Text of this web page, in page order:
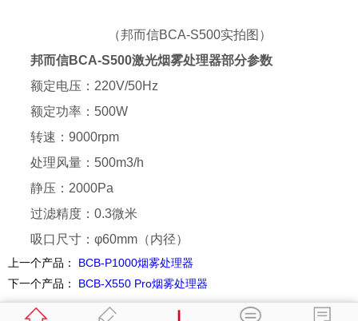
（邦而信BCA-S500实拍图）
邦而信BCA-S500激光烟雾处理器部分参数
额定电压：220V/50Hz
额定功率：500W
转速：9000rpm
处理风量：500m3/h
静压：2000Pa
过滤精度：0.3微米
吸口尺寸：φ60mm（内径）
上一个产品： BCB-P1000烟雾处理器
下一个产品： BCB-X550 Pro烟雾处理器